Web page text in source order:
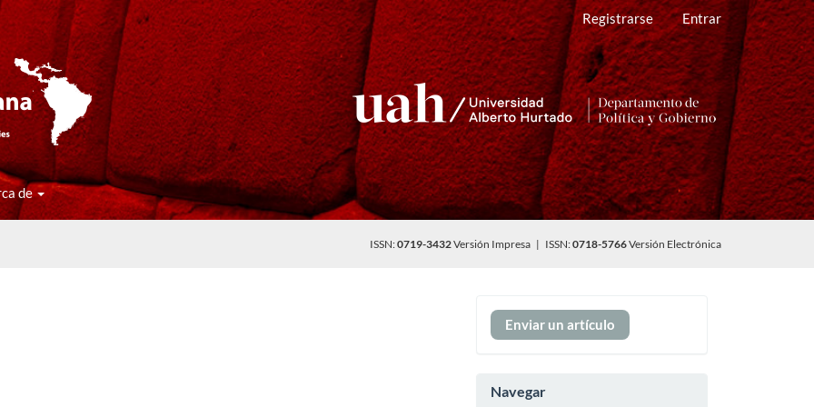
Registrarse Entrar
de
ISSN:0719-3432Versión Impresa | ISSN:0718-5766Versión Electrónica
Enviar
un
Enviar un artículo
Navegar